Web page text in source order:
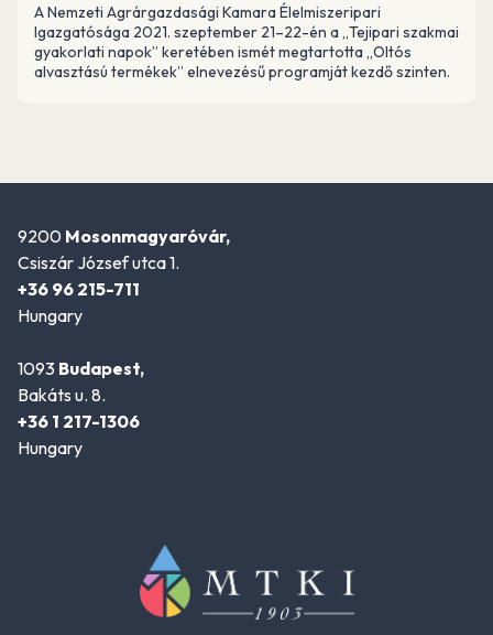
A Nemzeti Agrárgazdasági Kamara Élelmiszeripari
Igazgatósága 2021. szeptember 21–22-én a „Tejipari szakmai
gyakorlati napok” keretében ismét megtartotta „Oltós
alvasztású termékek” elnevezésű programját kezdő szinten.
9200 Mosonmagyaróvár,
Csiszár József utca 1.
+36 96 215-711
Hungary
1093 Budapest,
Bakáts u. 8.
+36 1 217-1306
Hungary